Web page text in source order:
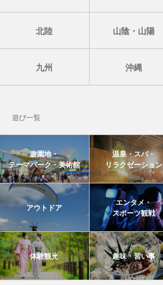
北陸 山陰・山陽
九州 沖縄
遊び一覧
遊園地・
テーマパーク・美術館
温泉・スパ・
リラクゼーション
アウトドア
エンタメ・
スポーツ観戦
体験観光 趣味・習い事